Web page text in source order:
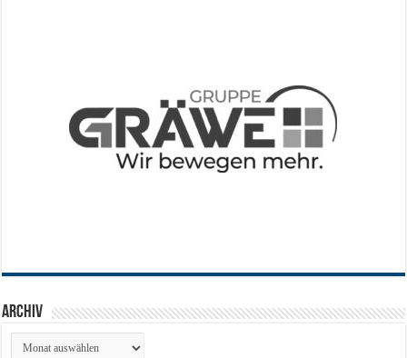
Archiv
Archiv